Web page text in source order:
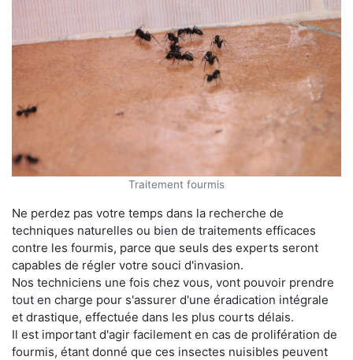
Traitement fourmis
Ne perdez pas votre temps dans la recherche de
techniques naturelles ou bien de traitements efficaces
contre les fourmis, parce que seuls des experts seront
capables de régler votre souci d'invasion.
Nos techniciens une fois chez vous, vont pouvoir prendre
tout en charge pour s'assurer d'une éradication intégrale
et drastique, effectuée dans les plus courts délais.
Il est important d'agir facilement en cas de prolifération de
fourmis, étant donné que ces insectes nuisibles peuvent